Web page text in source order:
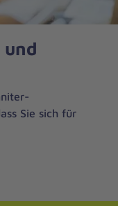
und
Sie sich für